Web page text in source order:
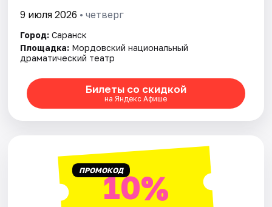
9 июля 2026 • четверг
Город: Саранск
Площадка: Мордовский национальный
драматический театр
Билеты со скидкой
на Яндекс Афише
ПРОМОКОД10%